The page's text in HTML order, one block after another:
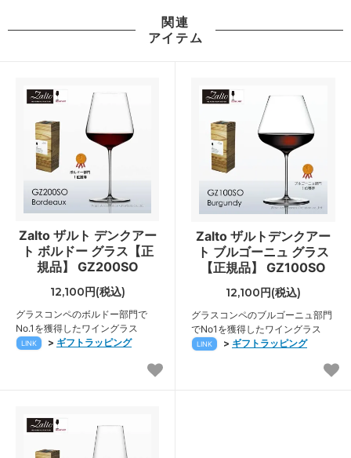
関連
アイテム
Zalto ザルト デンクアー
ト ボルドー グラス【正
規品】 GZ200SO
12,100円(税込)
グラスコンペのボルドー部門で
No.1を獲得したワイングラス
LINK > ギフトラッピング
Zalto ザルトデンクアー
ト ブルゴーニュ グラス
【正規品】 GZ100SO
12,100円(税込)
グラスコンペのブルゴーニュ部門
でNo1を獲得したワイングラス
LINK > ギフトラッピング